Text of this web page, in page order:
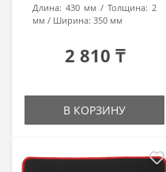
Длина: 430 мм Толщина: 2
мм
Ширина: 350 мм
2 810 ₸
В КОРЗИНУ